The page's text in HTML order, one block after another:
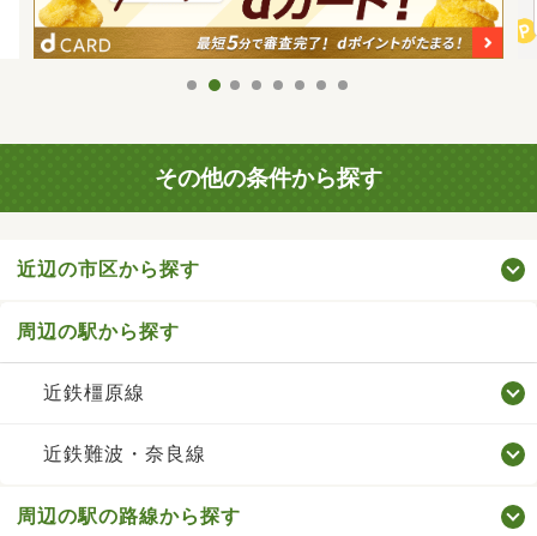
その他の条件から探す
近辺の市区から探す
周辺の駅から探す
近鉄橿原線
近鉄難波・奈良線
周辺の駅の路線から探す